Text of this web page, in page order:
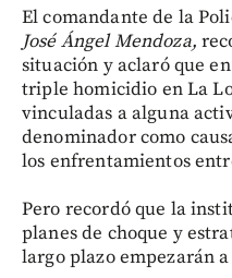
El comandante de la
José Ángel Mendoza,
situación y aclaró que
triple homicidio en La
vinculadas a alguna
denominador como
los enfrentamientos
Pero recordó que la
planes de choque y
largo plazo empezarán